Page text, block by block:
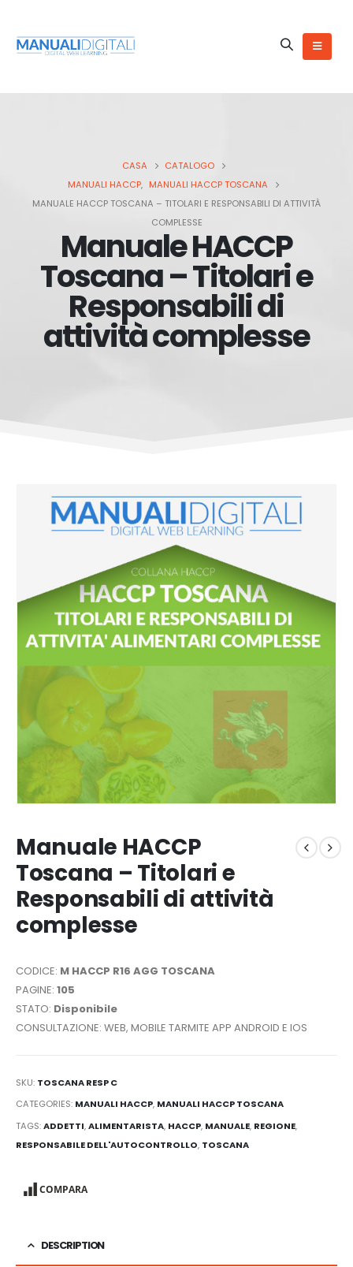
CASA
CATALOGO
MANUALI HACCP, MANUALI HACCP TOSCANA
MANUALE HACCP TOSCANA – TITOLARI E RESPONSABILI DI ATTIVITÀ
COMPLESSE
Manuale HACCP
Toscana – Titolari e
Responsabili di
attività complesse
Manuale HACCP
Toscana – Titolari e
Responsabili di attività
complesse
CODICE: M HACCP R16 AGG TOSCANA
PAGINE: 105
STATO: Disponibile
CONSULTAZIONE: WEB, MOBILE TARMITE APP ANDROID E IOS
SKU: TOSCANA RESP C
CATEGORIES: MANUALI HACCP, MANUALI HACCP TOSCANA
TAGS:ADDETTI,ALIMENTARISTA, HACCP, MANUALE, REGIONE,
RESPONSABILE DELL'AUTOCONTROLLO, TOSCANA
COMPARA
DESCRIPTION